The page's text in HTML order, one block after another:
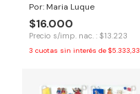
Por: Maria Luque
$16.000
Precio s/imp. nac. : $13.223
3 cuotas sin interés de $5.333,33